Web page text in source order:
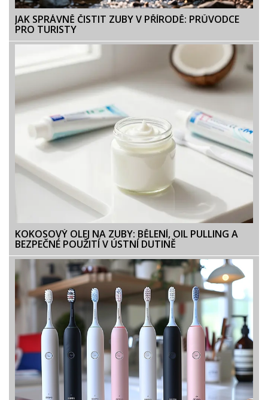
JAK SPRÁVNĚ ČISTIT ZUBY V PŘÍRODĚ: PRŮVODCE
PRO TURISTY
KOKOSOVÝ OLEJ NA ZUBY: BĚLENÍ, OIL PULLING A
BEZPEČNÉ POUŽITÍ V ÚSTNÍ DUTINĚ